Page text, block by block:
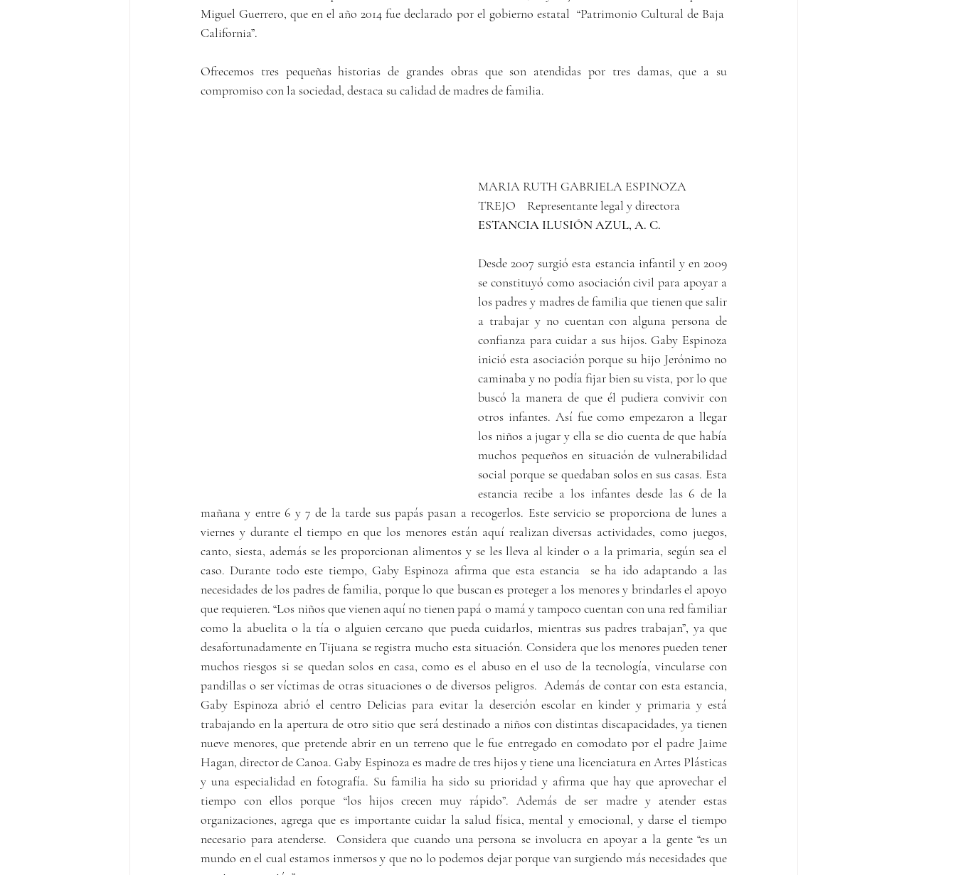
Miguel Guerrero, que en el año 2014 fue declarado por el gobierno estatal  “Patrimonio Cultural de Baja
California”.
Ofrecemos tres pequeñas historias de grandes obras que son atendidas por tres damas, que a su
compromiso con la sociedad, destaca su calidad de madres de familia.
MARIA RUTH GABRIELA ESPINOZA
TREJO    Representante legal y directora
ESTANCIA ILUSIÓN AZUL, A. C.
Desde 2007 surgió esta estancia infantil y en 2009
se constituyó como asociación civil para apoyar a
los padres y madres de familia que tienen que salir
a trabajar y no cuentan con alguna persona de
confianza para cuidar a sus hijos. Gaby Espinoza
inició esta asociación porque su hijo Jerónimo no
caminaba y no podía fijar bien su vista, por lo que
buscó la manera de que él pudiera convivir con
otros infantes. Así fue como empezaron a llegar
los niños a jugar y ella se dio cuenta de que había
muchos pequeños en situación de vulnerabilidad
social porque se quedaban solos en sus casas. Esta
estancia recibe a los infantes desde las 6 de la
mañana y entre 6 y 7 de la tarde sus papás pasan a recogerlos. Este servicio se proporciona de lunes a
viernes y durante el tiempo en que los menores están aquí realizan diversas actividades, como juegos,
canto, siesta, además se les proporcionan alimentos y se les lleva al kinder o a la primaria, según sea el
caso. Durante todo este tiempo, Gaby Espinoza afirma que esta estancia  se ha ido adaptando a las
necesidades de los padres de familia, porque lo que buscan es proteger a los menores y brindarles el apoyo
que requieren. “Los niños que vienen aquí no tienen papá o mamá y tampoco cuentan con una red familiar
como la abuelita o la tía o alguien cercano que pueda cuidarlos, mientras sus padres trabajan”, ya que
desafortunadamente en Tijuana se registra mucho esta situación. Considera que los menores pueden tener
muchos riesgos si se quedan solos en casa, como es el abuso en el uso de la tecnología, vincularse con
pandillas o ser víctimas de otras situaciones o de diversos peligros.  Además de contar con esta estancia,
Gaby Espinoza abrió el centro Delicias para evitar la deserción escolar en kinder y primaria y está
trabajando en la apertura de otro sitio que será destinado a niños con distintas discapacidades, ya tienen
nueve menores, que pretende abrir en un terreno que le fue entregado en comodato por el padre Jaime
Hagan, director de Canoa. Gaby Espinoza es madre de tres hijos y tiene una licenciatura en Artes Plásticas
y una especialidad en fotografía. Su familia ha sido su prioridad y afirma que hay que aprovechar el
tiempo con ellos porque “los hijos crecen muy rápido”. Además de ser madre y atender estas
organizaciones, agrega que es importante cuidar la salud física, mental y emocional, y darse el tiempo
necesario para atenderse.  Considera que cuando una persona se involucra en apoyar a la gente “es un
mundo en el cual estamos inmersos y que no lo podemos dejar porque van surgiendo más necesidades que